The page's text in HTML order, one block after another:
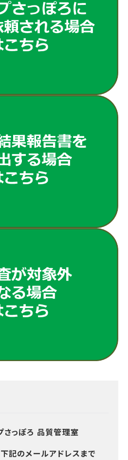
っぽろ 品質管理室
記のメールアドレスまで